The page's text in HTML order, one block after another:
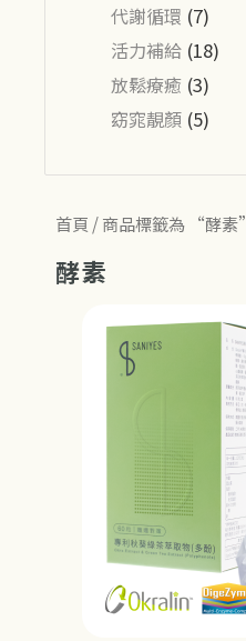
代謝循環 (7)
活力補給 (18)
放鬆療癒 (3)
窈窕靚顏 (5)
首頁 / 商品標籤為 “酵素”
酵素